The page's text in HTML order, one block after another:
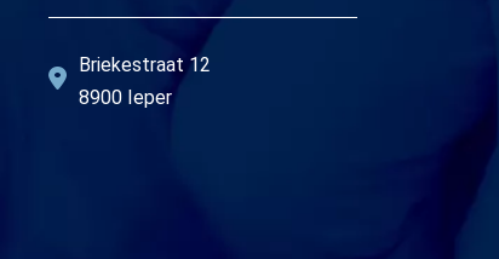
Briekestraat 12
8900 Ieper